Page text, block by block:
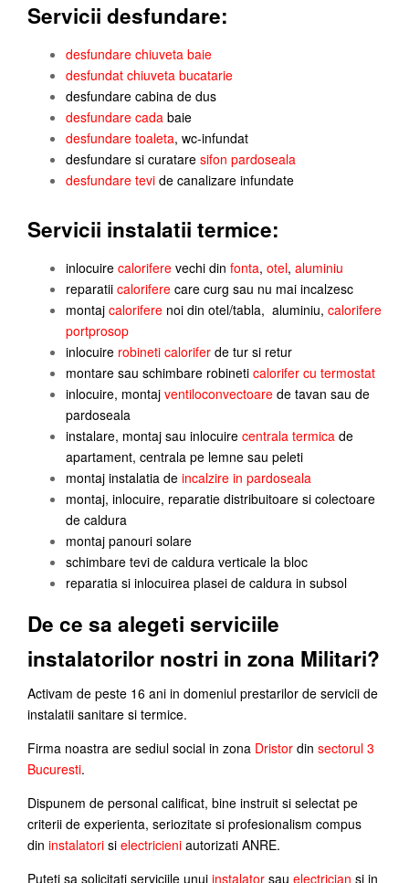
Servicii desfundare:
desfundare chiuveta baie
desfundat chiuveta bucatarie
desfundare cabina de dus
desfundare cada baie
desfundare toaleta, wc-infundat
desfundare si curatare sifon pardoseala
desfundare tevi de canalizare infundate
Servicii instalatii termice:
inlocuire calorifere vechi din fonta, otel, aluminiu
reparatii calorifere care curg sau nu mai incalzesc
montaj calorifere noi din otel/tabla, aluminiu, calorifere
portprosop
inlocuire robineti calorifer de tur si retur
montare sau schimbare robineti calorifer cu termostat
inlocuire, montaj ventiloconvectoare de tavan sau de
pardoseala
instalare, montaj sau inlocuire centrala termica de
apartament, centrala pe lemne sau peleti
montaj instalatia de incalzire in pardoseala
montaj, inlocuire, reparatie distribuitoare si colectoare
de caldura
montaj panouri solare
schimbare tevi de caldura verticale la bloc
reparatia si inlocuirea plasei de caldura in subsol
De ce sa alegeti serviciile
instalatorilor nostri in zona Militari?
Activam de peste 16 ani in domeniul prestarilor de servicii de
instalatii sanitare si termice.
Firma noastra are sediul social in zona Dristor din sectorul 3
Bucuresti.
Dispunem de personal calificat, bine instruit si selectat pe
criterii de experienta, seriozitate si profesionalism compus
din instalatori si electricieni autorizati ANRE.
Puteti sa solicitati serviciile unui instalator sau electrician si in